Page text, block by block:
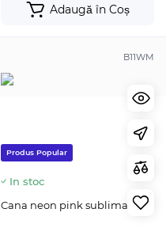
Adaugă în Coș
B11WM
Produs Popular
In stoc
Cana neon pink sublimabil